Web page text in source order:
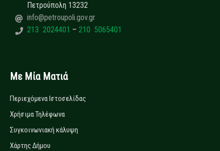
Πετρούπολη 13232
info@petroupoli.gov.gr
213 2024401 – 210 5065401
Με Μία Ματιά
Περιεχόμενα Ιστοσελίδας
Χρήσιμα Τηλέφωνα
Συγκοινωνιακή κάλυψη
Χάρτης Δήμου